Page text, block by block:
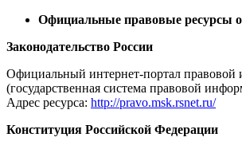
Официальные правовые ресурсы
Законодательство России
Официальный интернет-портал правовой
(государственная система правовой
Адрес ресурса: http://pravo.msk.rsnet.ru/
Конституция Российской Федерации